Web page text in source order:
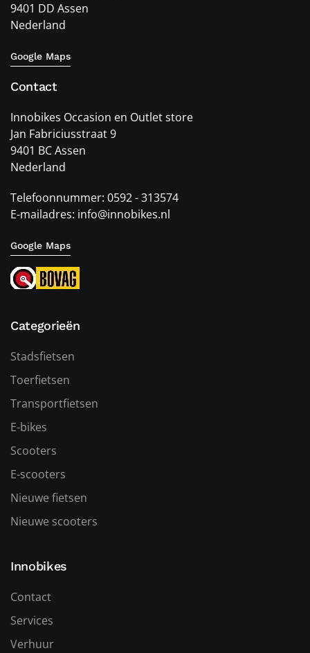
9401 DD Assen
Nederland
Google Maps
Contact
Innobikes Occasion en Outlet store
Jan Fabriciusstraat 9
9401 BC Assen
Nederland
Telefoonnummer: 0592 - 313574
E-mailadres: info@innobikes.nl
Google Maps
Categorieën
Stadsfietsen
Toerfietsen
Transportfietsen
E-bikes
Scooters
E-scooters
Nieuwe fietsen
Nieuwe scooters
Innobikes
Contact
Services
Verhuur